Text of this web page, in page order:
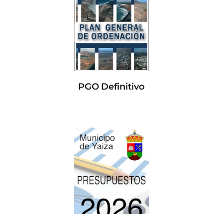
PGO Definitivo